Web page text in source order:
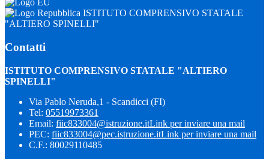
ISTITUTO COMPRENSIVO STATALE
"ALTIERO SPINELLI"
Contatti
ISTITUTO COMPRENSIVO STATALE "ALTIERO
SPINELLI"
Via Pablo Neruda,1 - Scandicci (FI)
Tel: 05519973361
Email: fiic833004@istruzione.itLink per inviare una mail
PEC: fiic833004@pec.istruzione.itLink per inviare una mail
C.F.: 80029110485